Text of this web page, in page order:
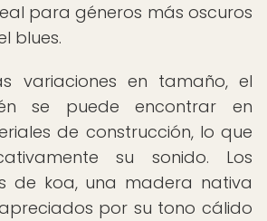
para géneros más oscuros
blues.
variaciones en tamaño, el
se puede encontrar en
de construcción, lo que
su sonido. Los
de koa, una madera nativa
por su tono cálido